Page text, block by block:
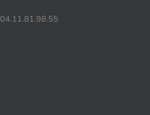
04.11.81.98.55